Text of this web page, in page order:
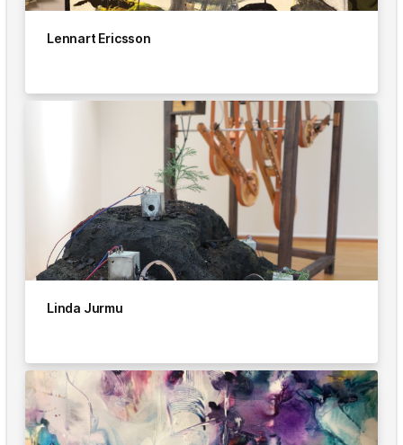
Lennart Ericsson
Linda Jurmu